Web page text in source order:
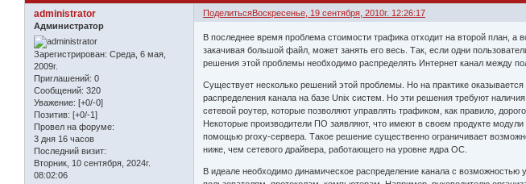
ПоделитьсяВоскресенье, 19 сентября, 2010г. 12:26:17
administrator
Администратор
Зарегистрирован: Среда, 6 мая,
2009г.
Приглашений: 0
Сообщений: 320
Уважение: [+0/-0]
Позитив: [+0/-1]
Провел на форуме:
3 дня 16 часов
Последний визит:
Вторник, 10 сентября, 2024г.
08:02:06
В последнее время проблема стоимости трафика отходит на второй план,
закачивая большой файл, может занять его весь. Так, если одни
решения этой проблемы необходимо распределять Интернет канал между
Существует несколько решений этой проблемы. Но на практике
распределения канала на базе Unix систем. Но эти решения требуют
сетевой роутер, которые позволяют управлять трафиком, как правило,
Некоторые производители ПО заявляют, что имеют в своем продукте модули
помощью proxy-сервера. Такое решение существенно ограничивает
ниже, чем сетевого драйвера, работающего на уровне ядра ОС.
В идеале необходимо динамическое распределение канала с возможностью